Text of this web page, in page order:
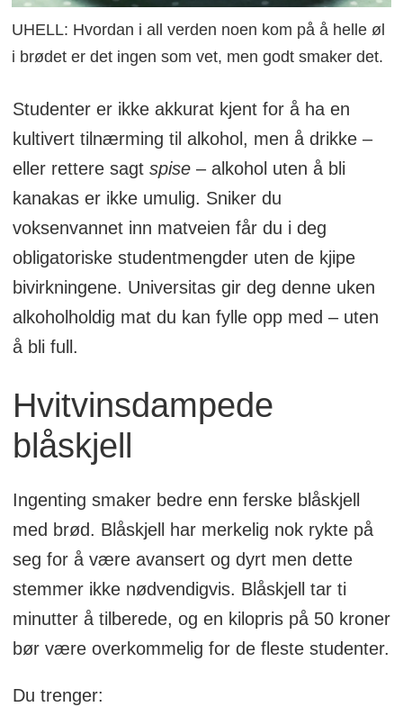
UHELL: Hvordan i all verden noen kom på å helle øl
i brødet er det ingen som vet, men godt smaker det.
Studenter er ikke akkurat kjent for å ha en
kultivert tilnærming til alkohol, men å drikke –
eller rettere sagt spise– alkohol uten å bli
kanakas er ikke umulig. Sniker du
voksenvannet inn matveien får du i deg
obligatoriske studentmengder uten de kjipe
bivirkningene. Universitas gir deg denne uken
alkoholholdig mat du kan fylle opp med – uten
å bli full.
Hvitvinsdampede
blåskjell
Ingenting smaker bedre enn ferske blåskjell
med brød. Blåskjell har merkelig nok rykte på
seg for å være avansert og dyrt men dette
stemmer ikke nødvendigvis. Blåskjell tar ti
minutter å tilberede, og en kilopris på 50 kroner
bør være overkommelig for de fleste studenter.
Du trenger: